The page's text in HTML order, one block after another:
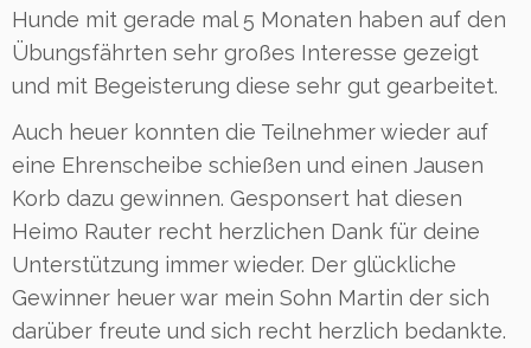
Hunde mit gerade mal 5 Monaten haben auf den
Übungsfährten sehr großes Interesse gezeigt
und mit Begeisterung diese sehr gut gearbeitet.
Auch heuer konnten die Teilnehmer wieder auf
eine Ehrenscheibe schießen und einen Jausen
Korb dazu gewinnen. Gesponsert hat diesen
Heimo Rauter recht herzlichen Dank für deine
Unterstützung immer wieder. Der glückliche
Gewinner heuer war mein Sohn Martin der sich
darüber freute und sich recht herzlich bedankte.